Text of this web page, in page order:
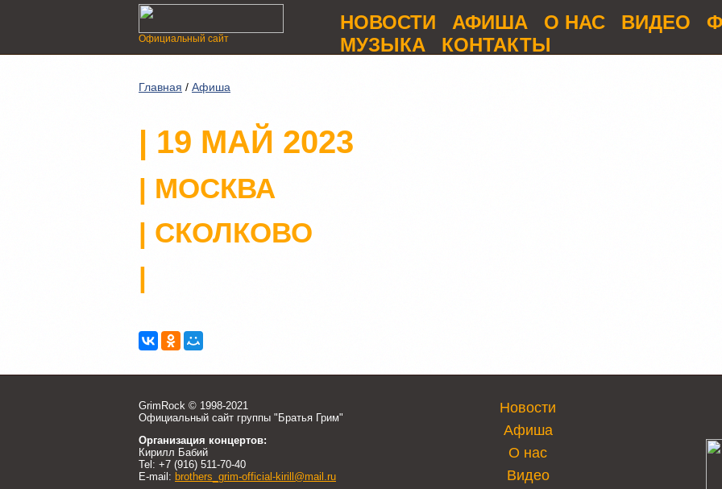
Официальный сайт
НОВОСТИ АФИША О НАС ВИДЕО
МУЗЫКА
КОНТАКТЫ
Главная / Афиша
| 19 МАЙ 2023
| МОСКВА
| СКОЛКОВО
|
GrimRock © 1998-2021
Официальный сайт группы "Братья Грим"
Организация концертов:
Кирилл Бабий
Tel: +7 (916) 511-70-40
E-mail: brothers_grim-official-kirill@mail.ru
Новости
Афиша
О нас
Видео